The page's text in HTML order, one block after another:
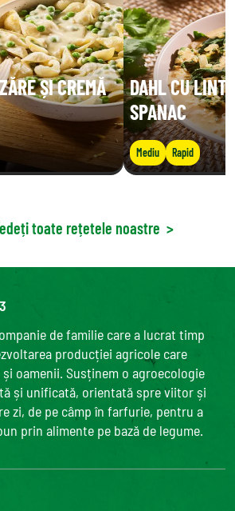
ȘI CREMĂ
DAHL CU
SPANAC
Mediu Rapid
toate rețetele noastre >
de familie care a lucrat timp
producției agricole care
oamenii. Susținem o agroecologie
și unificată, orientată spre viitor și
zi, de pe câmp în farfurie, pentru a
prin alimente pe bază de legume.